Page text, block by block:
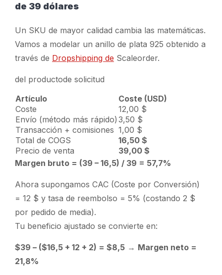
de 39 dólares
Un SKU de mayor calidad cambia las matemáticas.
Vamos a modelar un anillo de plata 925 obtenido a
través de Dropshipping de Scaleorder.
del productode solicitud
Artículo
Coste (USD)
Coste
12,00 $
Envío (método más rápido) 3,50 $
Transacción + comisiones 1,00 $
Total de COGS
16,50 $
Precio de venta
39,00 $
Margen bruto = (39 – 16,5) / 39 = 57,7%
Ahora supongamos CAC (Coste por Conversión)
= 12 $ y tasa de reembolso = 5% (costando 2 $
por pedido de media).
Tu beneficio ajustado se convierte en:
$39 – ($16,5 + 12 + 2) = $8,5 → Margen neto =
21,8%